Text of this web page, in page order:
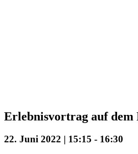
Erlebnisvortrag auf dem
22. Juni 2022 | 15:15 - 16:30